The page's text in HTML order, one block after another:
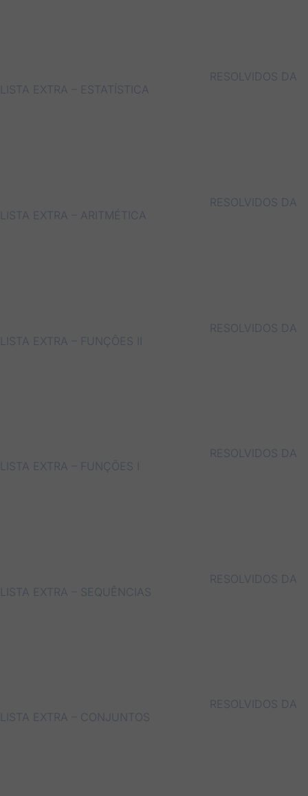
RESOLVIDOS DA
LISTA EXTRA – ESTATÍSTICA
RESOLVIDOS DA
LISTA EXTRA – ARITMÉTICA
RESOLVIDOS DA
LISTA EXTRA – FUNÇÕES II
RESOLVIDOS DA
LISTA EXTRA – FUNÇÕES I
RESOLVIDOS DA
LISTA EXTRA – SEQUÊNCIAS
RESOLVIDOS DA
LISTA EXTRA – CONJUNTOS